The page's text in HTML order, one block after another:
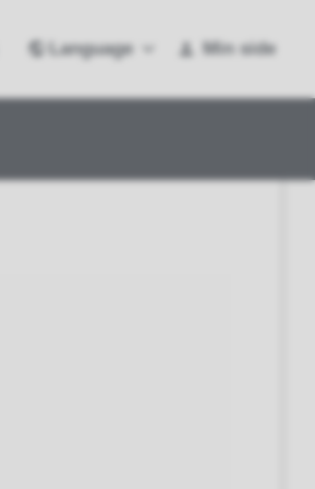
Language Min side